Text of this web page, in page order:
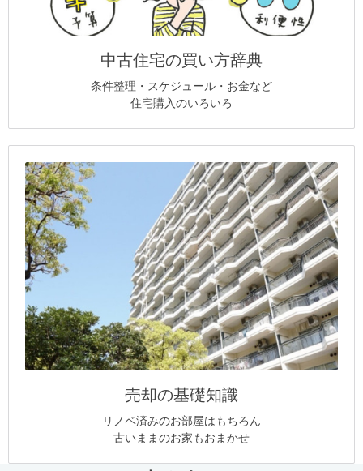
中古住宅の買い方辞典
条件整理・スケジュール・お金など
住宅購入のいろいろ
売却の基礎知識
リノベ済みのお部屋はもちろん
古いままのお家もおまかせ